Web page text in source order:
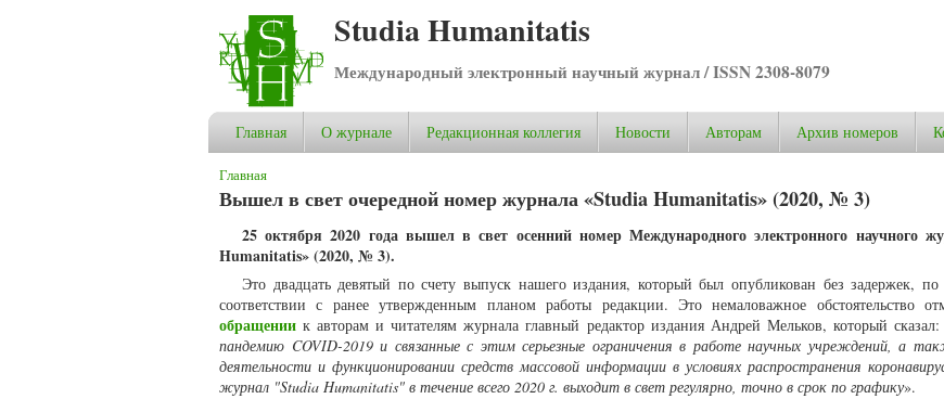
Studia Humanitatis
Международный электронный научный журнал / ISSN 2308-8079
Главная О журнале Редакционная коллегия Новости Авторам Архив номеров
Вы здесь
Главная
Вышел в свет очередной номер журнала «Studia Humanitatis» (2020, № 3)
25 октября 2020 года вышел в свет осенний номер Международного электронного научного
Humanitatis» (2020, № 3).
Это двадцать девятый по счету выпуск нашего издания, который был опубликован без задержек,
соответствии с ранее утвержденным планом работы редакции. Это немаловажное обстоятельство
обращении к авторам и читателям журнала главный редактор издания Андрей Мельков, который
пандемию COVID-2019 и связанные с этим серьезные ограничения в работе научных учреждений, а
деятельности и функционировании средств массовой информации в условиях распространения
журнал "Studia Humanitatis" в течение всего 2020 г. выходит в свет регулярно, точно в срок по графику».